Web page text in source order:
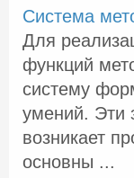
Система
Для
функций
систему
умений. Эти
возникает
основны ...